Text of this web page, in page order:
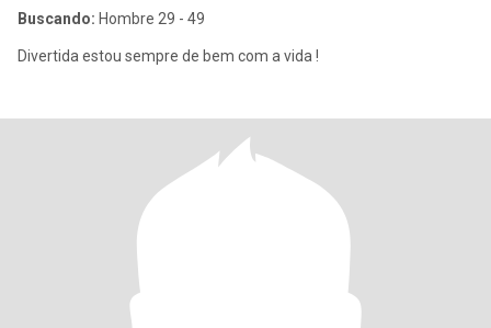
Buscando: Hombre 29 - 49
Divertida estou sempre de bem com a vida !